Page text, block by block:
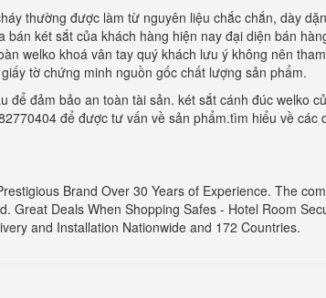
thường được làm từ nguyên liệu chắc chắn, dày
két sắt của khách hàng hiện nay đại diện bán
welko khoá vân tay quý khách lưu ý không nên
tờ chứng minh nguồn gốc chất lượng sản phẩm.
đảm bảo an toàn tài sản. két sắt cánh đúc welko
để được tư vấn về sản phẩm.tìm hiểu về các
Brand Over 30 Years of Experience. The
Great Deals When Shopping Safes - Hotel Room
and Installation Nationwide and 172 Countries.